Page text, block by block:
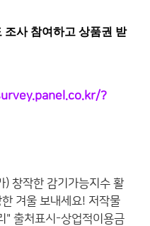
조사 참여하고 상품권 받
?
) 창작한 감기가능지수 활
겨울 보내세요! 저작물
" 출처표시-상업적이용금